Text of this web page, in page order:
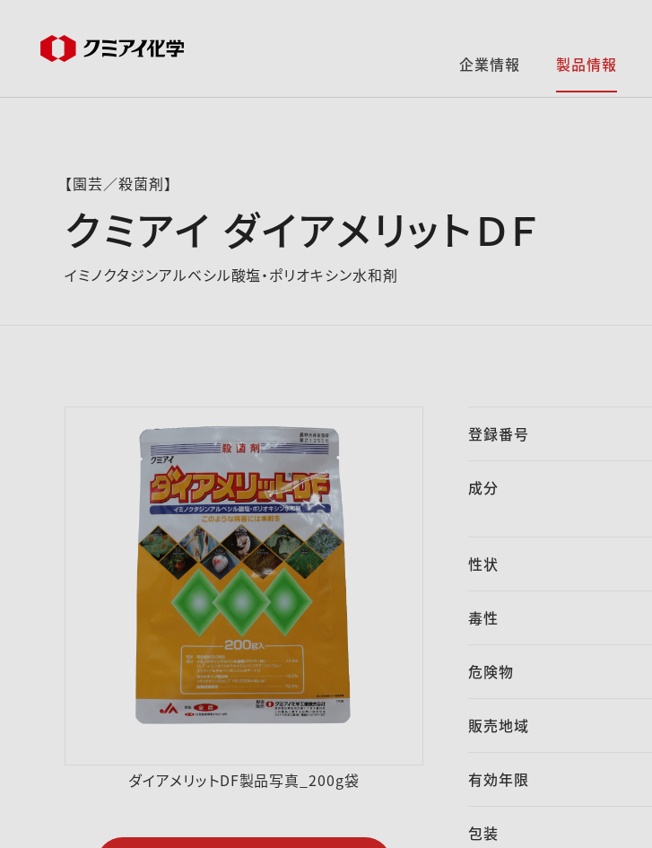
企業情報 製品情報
【園芸／殺菌剤】
クミアイ ダイアメリットＤＦ
イミノクタジンアルベシル酸塩・ポリオキシン水和剤
ダイアメリットDF製品写真_200g袋
登録番号
成分
性状
毒性
危険物
販売地域
有効年限
包装